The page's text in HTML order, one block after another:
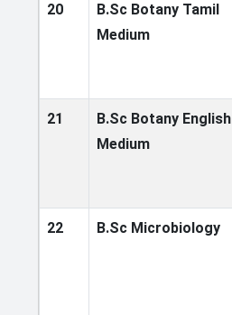
20
B.Sc Botany Tamil
Medium
21
B.Sc Botany English
Medium
22 B.Sc Microbiology